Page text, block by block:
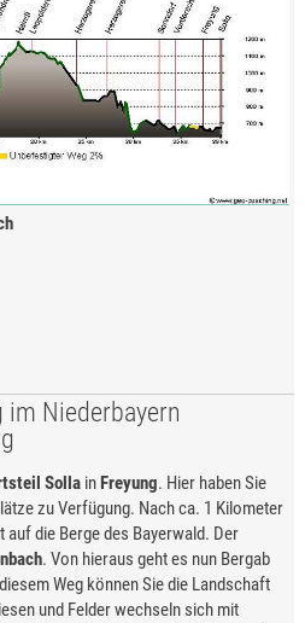
im Niederbayern
Solla in Freyung. Hier haben Sie
zu Verfügung. Nach ca. 1 Kilometer
die Berge des Bayerwald. Der
. Von hieraus geht es nun Bergab
Weg können Sie die Landschaft
und Felder wechseln sich mit